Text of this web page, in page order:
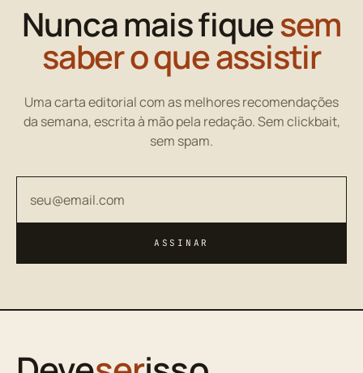
Nunca mais fiquesem
saber o que assistir
Uma carta editorial com as melhores recomendações
da semana, escrita à mão pela redação. Sem clickbait,
sem spam.
ASSINAR